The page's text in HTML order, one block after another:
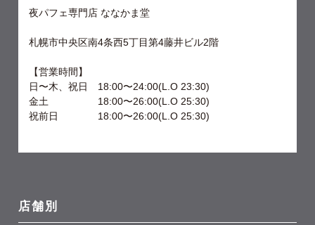
夜パフェ専門店 ななかま堂
札幌市中央区南4条西5丁目第4藤井ビル2階
【営業時間】
日〜木、祝日 18:00〜24:00(L.O 23:30)
金土 18:00〜26:00(L.O 25:30)
祝前日 18:00〜26:00(L.O 25:30)
店舗別